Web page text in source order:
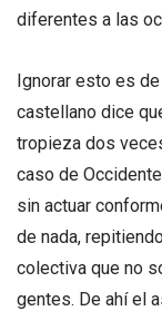
diferentes a las
Ignorar esto es
castellano dice
tropieza dos
caso de
sin actuar
de nada,
colectiva que no
gentes. De ahí el